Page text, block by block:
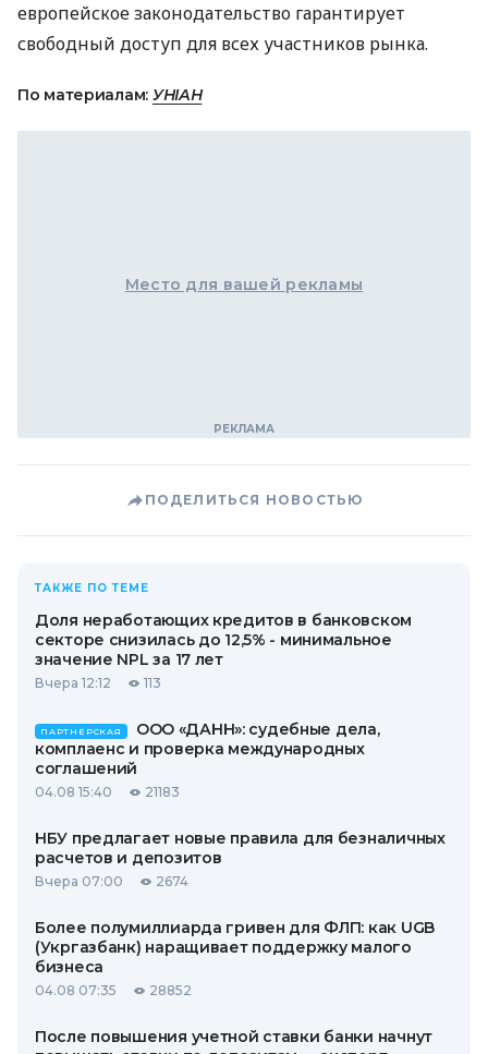
европейское законодательство гарантирует
свободный доступ для всех участников рынка.
По материалам: УНІАН
Место для вашей рекламы
ПОДЕЛИТЬСЯ НОВОСТЬЮ
ТАКЖЕ ПО ТЕМЕ
Доля неработающих кредитов в банковском
секторе снизилась до 12,5% - минимальное
значение NPL за 17 лет
Вчера 12:12 113
ПАРТНЕРСКАЯ
ООО «ДАНН»: судебные дела,
комплаенс и проверка международных
соглашений
04.08 15:40 21183
НБУ предлагает новые правила для безналичных
расчетов и депозитов
Вчера 07:00 2674
Более полумиллиарда гривен для ФЛП: как UGB
(Укргазбанк) наращивает поддержку малого
бизнеса
04.08 07:35 28852
После повышения учетной ставки банки начнут